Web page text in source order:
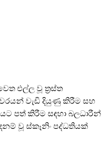
එල්ල වූ ත්‍රස්ත
වැඩි දියුණු කිරීම සහ
පත් කිරීම සඳහා බලධාරීන්
වූ ස්කෑනිං පද්ධතියක්